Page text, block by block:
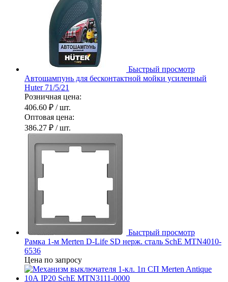
Быстрый просмотр
Автошампунь для бесконтактной мойки усиленный
Huter 71/5/21
Розничная цена:
406.60 ₽ / шт.
Оптовая цена:
386.27 ₽ / шт.
Быстрый просмотр
Рамка 1-м Merten D-Life SD нерж. сталь SchE MTN4010-
6536
Цена по запросу